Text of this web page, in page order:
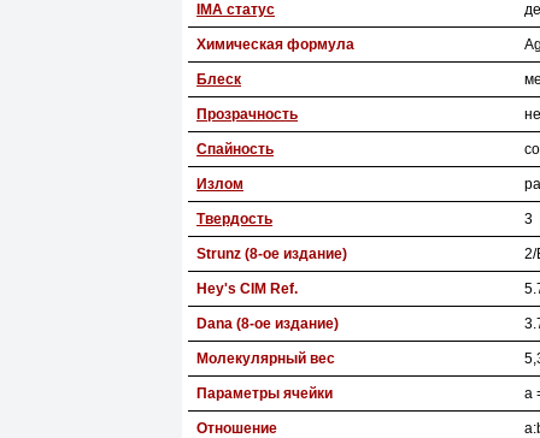
IMA статус
Химическая формула
Блеск
Прозрачность
Спайность
Излом
Твердость 3
Strunz (8-ое издание) 2/
Hey's CIM Ref.
Dana (8-ое издание)
Молекулярный вес
Параметры ячейки a
Отношение